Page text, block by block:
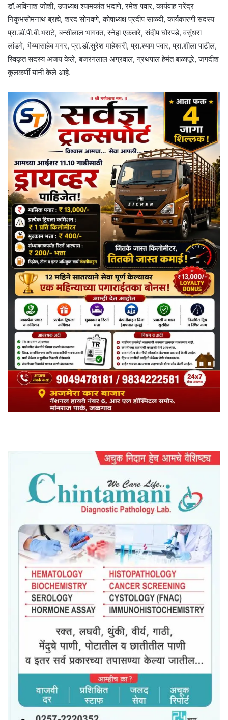
डॉ.अविनाश जोशी, उपाध्यक्ष श्यामकांत भदाणे, रमेश पवार, कार्यवाह नरेंद्र
निकुंभसोमनाथ ब्रह्मे, शरद सोनवणे, कोषाध्यक्ष प्रदीप साळवी, कार्यकारणी सदस्य
प्रा.डॉ.पी.बी.भराटे, बन्सीलाल भागवत, स्नेहा एकतारे, संदीप घोरपडे, वसुंधरा
लांडगे, भैय्यासाहेब मगर, प्रा.डॉ.सुरेश माहेश्वरी, प्रा.श्याम पवार, प्रा.शीला पाटील,
स्विकृत सदस्य अजय केले, बजरंगलाल अग्रवाल, ग्रंथपाल हेमंत बाळापूरे, जगदीश
कुलकर्णी यांनी केले आहे.